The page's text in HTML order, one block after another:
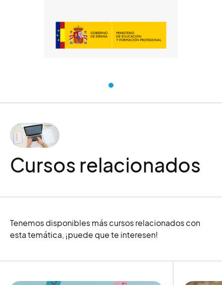
Formación Profesional
Cursos relacionados
Tenemos disponibles más cursos relacionados con
esta temática, ¡puede que te interesen!